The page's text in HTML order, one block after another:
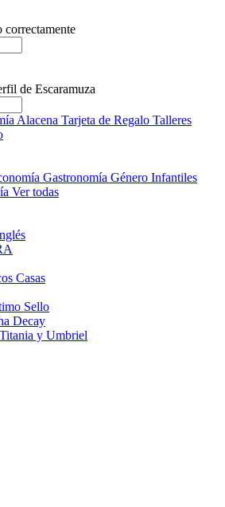
correctamente
Alacena Tarjeta de Regalo Talleres
Gastronomía Género Infantiles
Ver todas
Casas
Sello
Decay
y Umbriel